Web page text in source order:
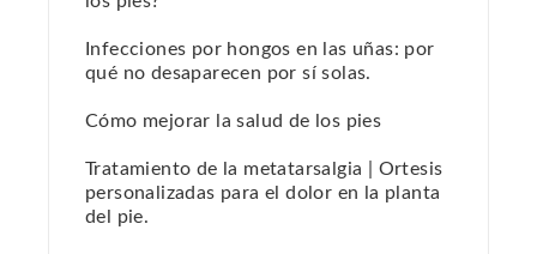
Infecciones por hongos en las uñas: por
qué no desaparecen por sí solas.
Cómo mejorar la salud de los pies
Tratamiento de la metatarsalgia | Ortesis
personalizadas para el dolor en la planta
del pie.